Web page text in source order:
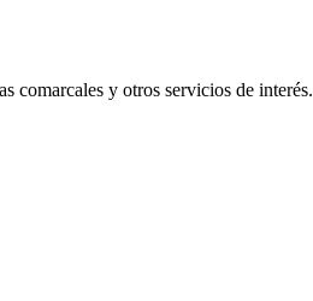
comarcales y otros servicios de interés.